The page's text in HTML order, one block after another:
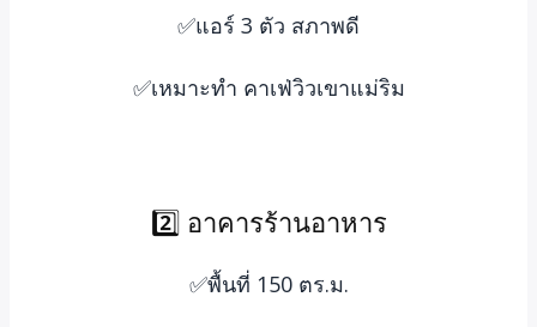
✅แอร์ 3 ตัว สภาพดี
✅เหมาะทำ คาเฟ่วิวเขาแม่ริม
2️⃣ อาคารร้านอาหาร
✅พื้นที่ 150 ตร.ม.